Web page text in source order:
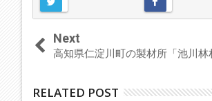
Next
高知県仁淀川町の製材所「池川
RELATED POST